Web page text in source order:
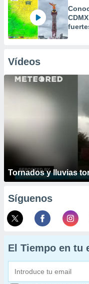
Vídeos
Tornados y lluvias
Síguenos
El Tiempo en tu